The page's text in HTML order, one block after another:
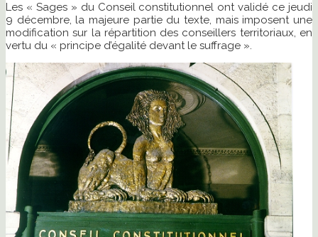
Les « Sages » du Conseil constitutionnel ont validé ce jeudi
9 décembre, la majeure partie du texte, mais imposent une
modification sur la répartition des conseillers territoriaux, en
vertu du « principe d’égalité devant le suffrage ».